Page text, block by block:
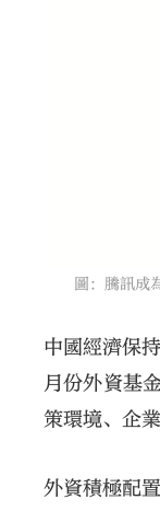
圖：騰訊成為
中國經濟保
月份外資基
策環境、企
外資積極配